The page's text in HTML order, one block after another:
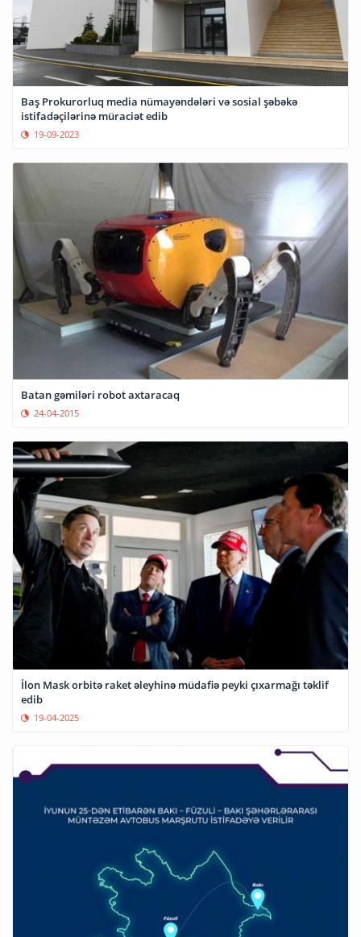
Baş Prokurorluq media nümayəndələri və sosial şəbəkə
istifadəçilərinə müraciət edib
19-09-2023
Batan gəmiləri robot axtaracaq
24-04-2015
İlon Mask orbitə raket əleyhinə müdafiə peyki çıxarmağı təklif
edib
19-04-2025